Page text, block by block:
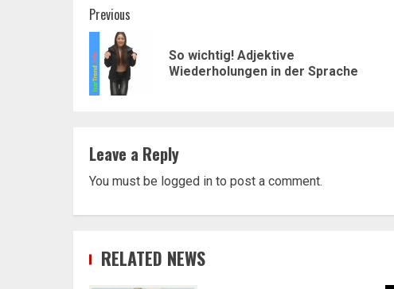
Post
navigation
Previous
So wichtig! Adjektive
Wiederholungen in der Sprache
Leave a Reply
You must be logged in to post a comment.
RELATED NEWS